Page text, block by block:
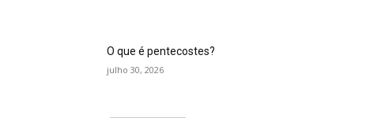
O que é pentecostes?
julho 30, 2026